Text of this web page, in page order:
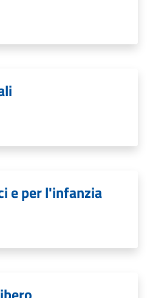
e per l'infanzia